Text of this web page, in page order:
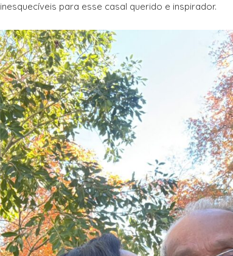
inesquecíveis para esse casal querido e inspirador.